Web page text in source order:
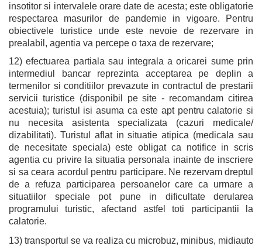
insotitor si intervalele orare date de acesta; este obligatorie
respectarea masurilor de pandemie in vigoare. Pentru
obiectivele turistice unde este nevoie de rezervare in
prealabil, agentia va percepe o taxa de rezervare;
12) efectuarea partiala sau integrala a oricarei sume prin
intermediul bancar reprezinta acceptarea pe deplin a
termenilor si conditiilor prevazute in contractul de prestarii
servicii turistice (disponibil pe site - recomandam citirea
acestuia); turistul isi asuma ca este apt pentru calatorie si
nu necesita asistenta specializata (cazuri medicale/
dizabilitati). Turistul aflat in situatie atipica (medicala sau
de necesitate speciala) este obligat ca notifice in scris
agentia cu privire la situatia personala inainte de inscriere
si sa ceara acordul pentru participare. Ne rezervam dreptul
de a refuza participarea persoanelor care ca urmare a
situatiilor speciale pot pune in dificultate derularea
programului turistic, afectand astfel toti participantii la
calatorie.
13) transportul se va realiza cu microbuz, minibus,